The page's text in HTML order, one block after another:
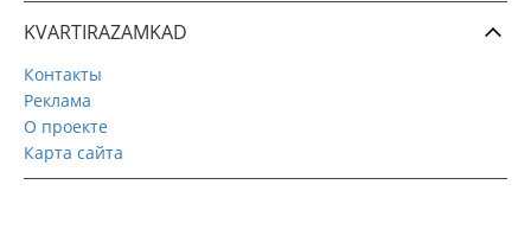
KVARTIRAZAMKAD
Контакты
Реклама
О проекте
Карта сайта